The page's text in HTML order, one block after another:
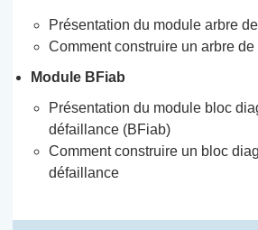
Présentation du module arbre
Comment construire un arbre
Module BFiab
Présentation du module bloc
défaillance (BFiab)
Comment construire un bloc
défaillance